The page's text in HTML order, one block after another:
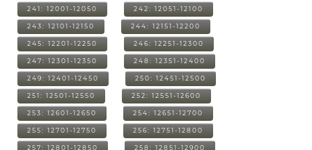
241: 12001-12050 242: 12051-12100
243: 12101-12150 244: 12151-12200
245: 12201-12250 246: 12251-12300
247: 12301-12350 248: 12351-12400
249: 12401-12450 250: 12451-12500
251: 12501-12550 252: 12551-12600
253: 12601-12650 254: 12651-12700
255: 12701-12750 256: 12751-12800
257: 12801-12850 258: 12851-12900